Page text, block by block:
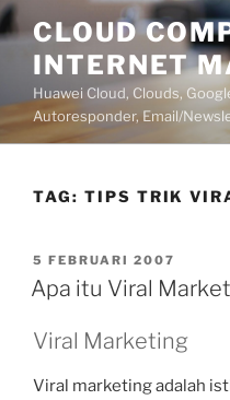
Lompat
ke
konten
CLOUD
INTERNET
Huawei Cloud, Clouds,
Autoresponder, Email/
TAG: TIPS TRIK
DIPOSKAN
PADA
5 FEBRUARI 2007
Apa itu Viral
Viral Marketing
Viral marketing adalah